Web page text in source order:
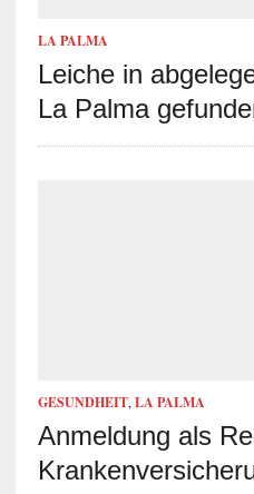
LA PALMA
Leiche in
La Palma
GESUNDHEIT, LA PALMA
Anmeldung als